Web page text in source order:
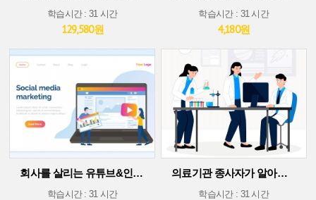
학습시간 : 31 시간
129,580원
학습시간 : 31 시간
4,180원
회사를 살리는 유튜브&인스타그램 소셜 미디어 마케팅
학습시간 : 31 시간
의료기관 종사자가 알아야 할 의료기술 트렌드
학습시간 : 31 시간